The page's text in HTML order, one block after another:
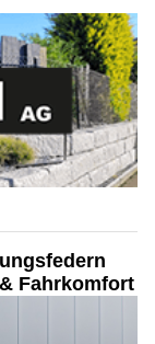
Fahrkomfort